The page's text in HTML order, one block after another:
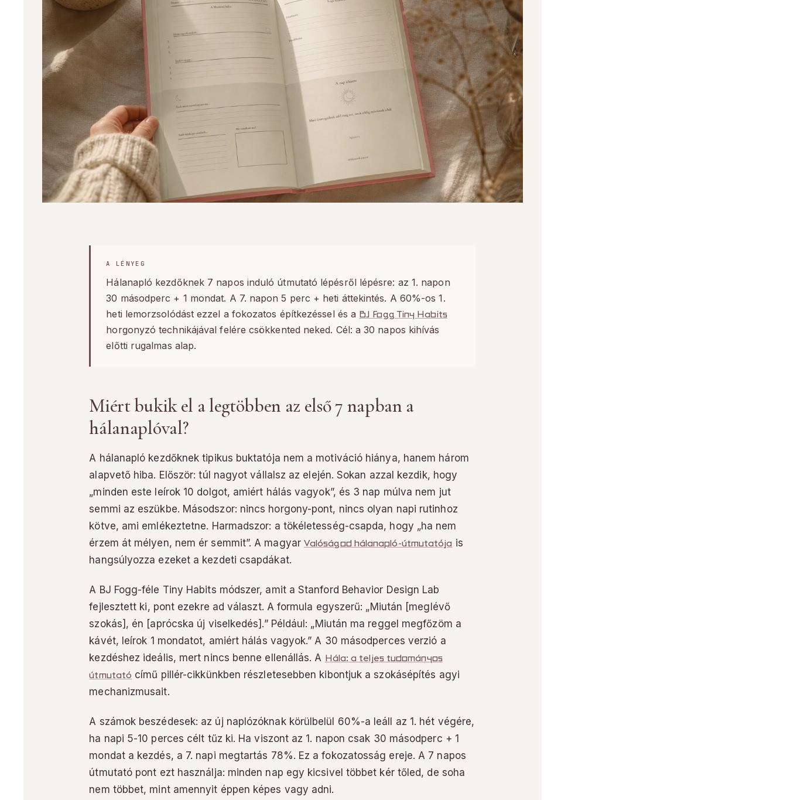
A LÉNYEG
Hálanapló kezdőknek 7 napos induló útmutató lépésről lépésre: az 1. napon
30 másodperc + 1 mondat. A 7. napon 5 perc + heti áttekintés. A 60%-os 1.
heti lemorzsolódást ezzel a fokozatos építkezéssel és a BJ Fogg Tiny Habits
horgonyzó technikájával felére csökkented neked. Cél: a 30 napos kihívás
előtti rugalmas alap.
Miért bukik el a legtöbben az első 7 napban a
hálanaplóval?
A hálanapló kezdőknek tipikus buktatója nem a motiváció hiánya, hanem három
alapvető hiba. Először: túl nagyot vállalsz az elején. Sokan azzal kezdik, hogy
„minden este leírok 10 dolgot, amiért hálás vagyok”, és 3 nap múlva nem jut
semmi az eszükbe. Másodszor: nincs horgony-pont, nincs olyan napi rutinhoz
kötve, ami emlékeztetne. Harmadszor: a tökéletesség-csapda, hogy „ha nem
érzem át mélyen, nem ér semmit”. A magyar Valóságod hálanapló-útmutatója is
hangsúlyozza ezeket a kezdeti csapdákat.
A BJ Fogg-féle Tiny Habits módszer, amit a Stanford Behavior Design Lab
fejlesztett ki, pont ezekre ad választ. A formula egyszerű: „Miután [meglévő
szokás], én [aprócska új viselkedés].” Például: „Miután ma reggel megfőzöm a
kávét, leírok 1 mondatot, amiért hálás vagyok.” A 30 másodperces verzió a
kezdéshez ideális, mert nincs benne ellenállás. A Hála: a teljes tudományos
útmutató című pillér-cikkünkben részletesebben kibontjuk a szokásépítés agyi
mechanizmusait.
A számok beszédesek: az új naplózóknak körülbelül 60%-a leáll az 1. hét végére,
ha napi 5-10 perces célt tűz ki. Ha viszont az 1. napon csak 30 másodperc + 1
mondat a kezdés, a 7. napi megtartás 78%. Ez a fokozatosság ereje. A 7 napos
útmutató pont ezt használja: minden nap egy kicsivel többet kér tőled, de soha
nem többet, mint amennyit éppen képes vagy adni.